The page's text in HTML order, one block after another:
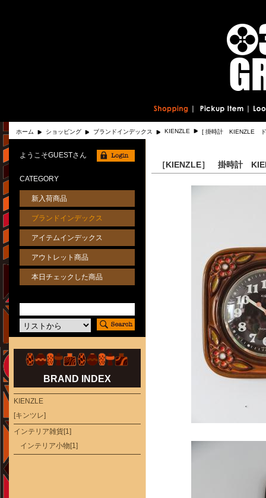
ホーム ショッピング ブランドインデックス KIENZLE [ 掛時計 KIENZLE
［KIENZLE］ 掛時計
ようこそGUESTさん
CATEGORY
新入荷商品
ブランドインデックス
アイテムインデックス
アウトレット商品
本日チェックした商品
BRAND INDEX
KIENZLE
[キンツレ]
インテリア雑貨[1]
インテリア小物[1]